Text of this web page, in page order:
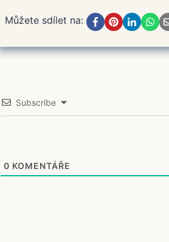
Můžete sdílet na:
Subscribe
0 KOMENTÁŘE